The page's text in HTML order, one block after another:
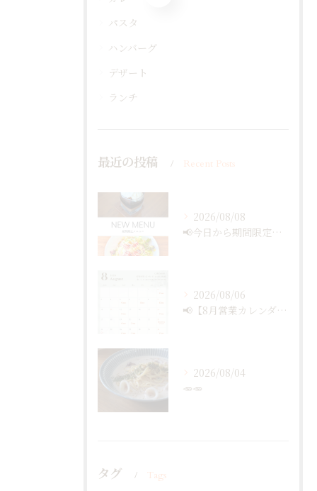
パスタ
ハンバーグ
デザート
ランチ
最近の投稿 Recent Posts
2026/08/08
📢今日から期間限定メニュー✨
2026/08/06
📢【8月営業カレンダー最新版のお知らせ】📅
2026/08/04
🥕🥕
タグ Tags